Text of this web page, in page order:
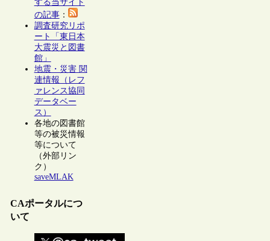
する当サイト
の記事：
調査研究リポ
ート「東日本
大震災と図書
館」
地震・災害 関
連情報（レフ
ァレンス協同
データベー
ス）
各地の図書館
等の被災情報
等について
（外部リン
ク）
saveMLAK
CAポータルにつ
いて